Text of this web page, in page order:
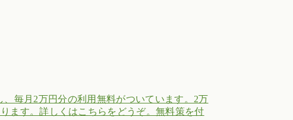
、毎月2万円分の利用無料がついています。2万
ます。詳しくはこちらをどうぞ。無料策を付